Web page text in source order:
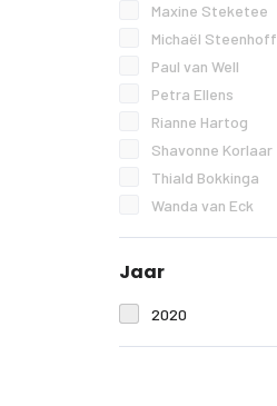
Maxine Steketee
Michaël Steenhoff
Paul van Well
Petra Ellens
Rianne Hartog
Shavonne Korlaar
Thiald Bokkinga
Wanda van Eck
Jaar
2020